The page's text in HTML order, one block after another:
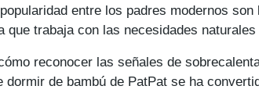
entre los padres modernos
trabaja con las necesidades naturales
reconocer las señales de
de bambú de PatPat se ha